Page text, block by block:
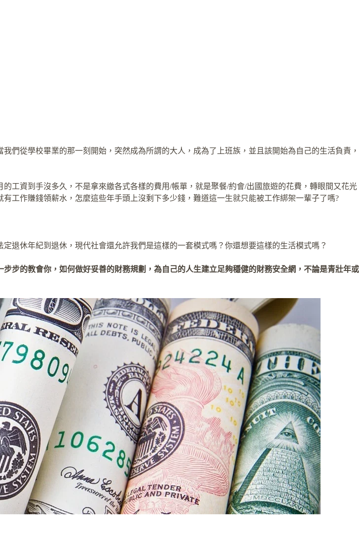
們從學校畢業的那一刻開始，突然成為所謂的大人，成為了上班族，並且該開始為自己的生活負責，
工資到手沒多久，不是拿來繳各式各樣的費用/帳單，就是聚餐/約會/出國旅遊的花費，轉眼間又花光
工作賺錢領薪水，怎麼這些年手頭上沒剩下多少錢，難道這一生就只能被工作綁架一輩子了嗎?
年紀到退休，現代社會還允許我們是這樣的一套模式嗎？你還想要這樣的生活模式嗎？
步步的教會你，如何做好妥善的財務規劃，為自己的人生建立足夠穩健的財務安全網，不論是青壯年或